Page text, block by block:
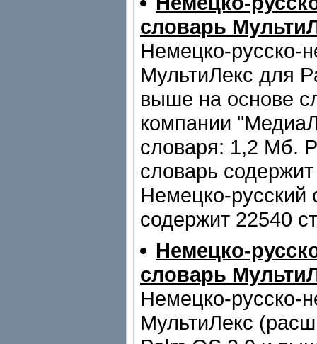
словарь
Немецко-русско-
МультиЛекс для
выше на основе
компании
словаря: 1,2 Мб.
словарь
Немецко-русский
содержит 22540
Немецко-
словарь
Немецко-русско-
МультиЛекс